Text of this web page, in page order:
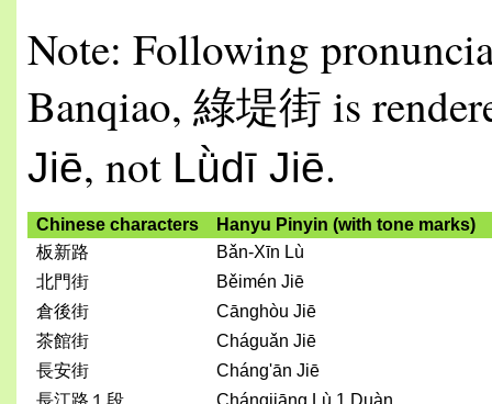
Note: Following
Banqiao, 綠堤街 is
Jiē, not Lǜdī Jiē.
Chinese characters
Hanyu Pinyin (with tone marks)
板新路
Bǎn-Xīn Lù
北門街
Běimén Jiē
倉後街
Cānghòu Jiē
茶館街
Cháguǎn Jiē
長安街
Cháng'ān Jiē